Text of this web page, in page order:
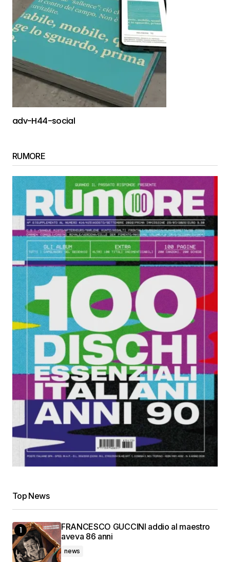
adv-H44-social
RUMORE
Top News
FRANCESCO GUCCINI addio al maestro
aveva 86 anni
news